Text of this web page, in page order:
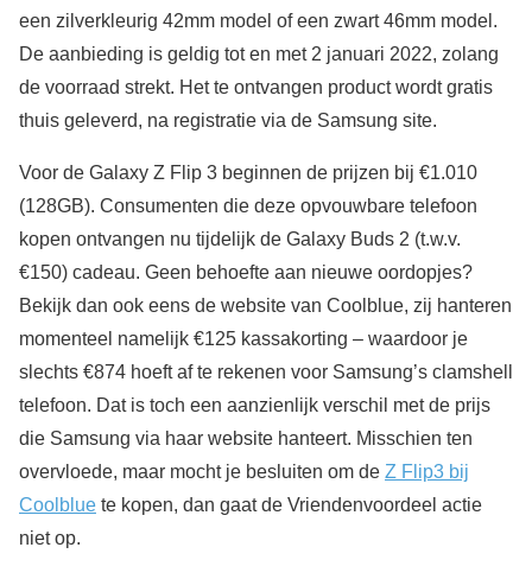
een zilverkleurig 42mm model of een zwart 46mm model.
De aanbieding is geldig tot en met 2 januari 2022, zolang
de voorraad strekt. Het te ontvangen product wordt gratis
thuis geleverd, na registratie via de Samsung site.
Voor de Galaxy Z Flip 3 beginnen de prijzen bij €1.010
(128GB). Consumenten die deze opvouwbare telefoon
kopen ontvangen nu tijdelijk de Galaxy Buds 2 (t.w.v.
€150) cadeau. Geen behoefte aan nieuwe oordopjes?
Bekijk dan ook eens de website van Coolblue, zij hanteren
momenteel namelijk €125 kassakorting – waardoor je
slechts €874 hoeft af te rekenen voor Samsung’s clamshell
telefoon. Dat is toch een aanzienlijk verschil met de prijs
die Samsung via haar website hanteert. Misschien ten
overvloede, maar mocht je besluiten om de Z Flip3 bij
Coolblue te kopen, dan gaat de Vriendenvoordeel actie
niet op.